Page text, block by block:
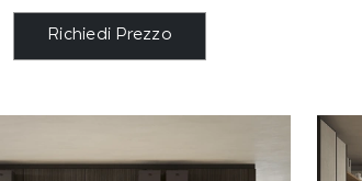
Richiedi Prezzo